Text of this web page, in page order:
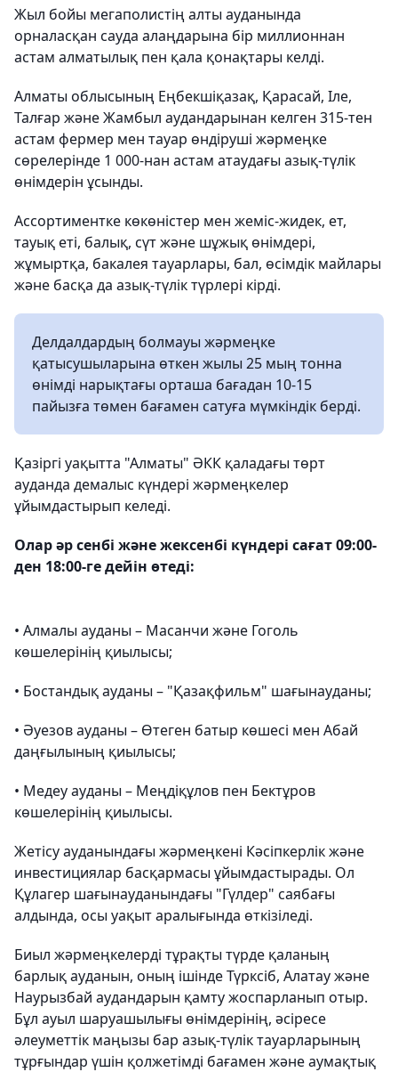
Жыл бойы мегаполистің алты ауданында
орналасқан сауда алаңдарына бір миллионнан
астам алматылық пен қала қонақтары келді.
Алматы облысының Еңбекшіқазақ, Қарасай, Іле,
Талғар және Жамбыл аудандарынан келген 315-тен
астам фермер мен тауар өндіруші жәрмеңке
сөрелерінде 1 000-нан астам атаудағы азық-түлік
өнімдерін ұсынды.
Ассортиментке көкөністер мен жеміс-жидек, ет,
тауық еті, балық, сүт және шұжық өнімдері,
жұмыртқа, бакалея тауарлары, бал, өсімдік майлары
және басқа да азық-түлік түрлері кірді.
Делдалдардың болмауы жәрмеңке
қатысушыларына өткен жылы 25 мың тонна
өнімді нарықтағы орташа бағадан 10-15
пайызға төмен бағамен сатуға мүмкіндік берді.
Қазіргі уақытта "Алматы" ӘКК қаладағы төрт
ауданда демалыс күндері жәрмеңкелер
ұйымдастырып келеді.
Олар әр сенбі және жексенбі күндері сағат 09:00-
ден 18:00-ге дейін өтеді:
• Алмалы ауданы – Масанчи және Гоголь
көшелерінің қиылысы;
• Бостандық ауданы – "Қазақфильм" шағынауданы;
• Әуезов ауданы – Өтеген батыр көшесі мен Абай
даңғылының қиылысы;
• Медеу ауданы – Меңдіқұлов пен Бектұров
көшелерінің қиылысы.
Жетісу ауданындағы жәрмеңкені Кәсіпкерлік және
инвестициялар басқармасы ұйымдастырады. Ол
Құлагер шағынауданындағы "Гүлдер" саябағы
алдында, осы уақыт аралығында өткізіледі.
Биыл жәрмеңкелерді тұрақты түрде қаланың
барлық ауданын, оның ішінде Түрксіб, Алатау және
Наурызбай аудандарын қамту жоспарланып отыр.
Бұл ауыл шаруашылығы өнімдерінің, әсіресе
әлеуметтік маңызы бар азық-түлік тауарларының
тұрғындар үшін қолжетімді бағамен және аумақтық